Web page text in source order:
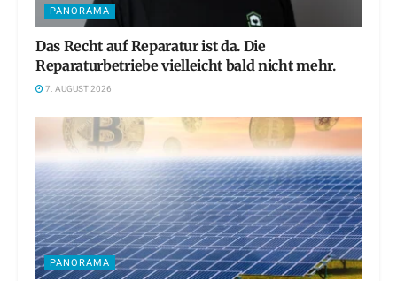
PANORAMA
Das Recht auf Reparatur ist da. Die
Reparaturbetriebe vielleicht bald nicht mehr.
7. AUGUST 2026
PANORAMA